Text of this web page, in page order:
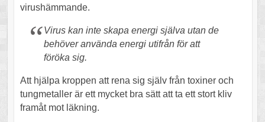
virushämmande.
Virus kan inte skapa energi själva utan de
behöver använda energi utifrån för att
föröka sig.
Att hjälpa kroppen att rena sig själv från toxiner och
tungmetaller är ett mycket bra sätt att ta ett stort kliv
framåt mot läkning.